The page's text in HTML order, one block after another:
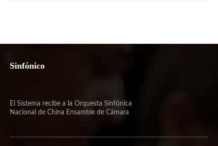
Sinfónico
El Sistema recibe a la Orquesta Sinfónica
Nacional de China Ensamble de Cámara